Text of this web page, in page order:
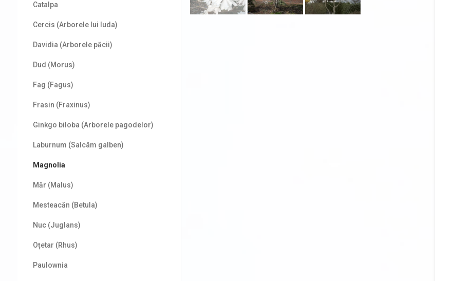
Catalpa
Cercis (Arborele lui Iuda)
Davidia (Arborele păcii)
Dud (Morus)
Fag (Fagus)
Frasin (Fraxinus)
Ginkgo biloba (Arborele pagodelor)
Laburnum (Salcâm galben)
Magnolia
Măr (Malus)
Mesteacăn (Betula)
Nuc (Juglans)
Oțetar (Rhus)
Paulownia